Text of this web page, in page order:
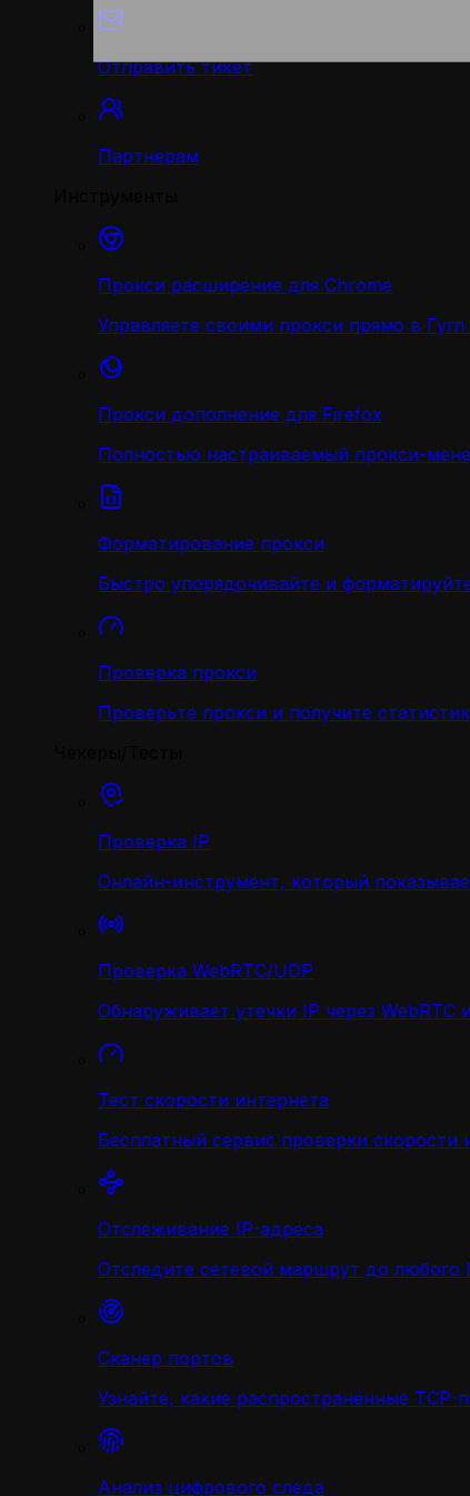
Отправить тикет
Партнёрам
Прокси расширение для Chrome
Управляете своими прокси прямо в
Прокси дополнение для Firefox
Полностью настраиваемый прокси-
Форматирование прокси
Быстро упорядочивайте и
Проверка прокси
Проверьте прокси и получите
Проверка IP
Онлайн-инструмент, который
Проверка WebRTC/UDP
Обнаруживает утечки IP через
Тест скорости интернета
Бесплатный сервис проверки скорости
Отслеживание IP-адреса
Отследите сетевой маршрут до любого
Сканер портов
Узнайте, какие распространённые
Анализ цифрового следа